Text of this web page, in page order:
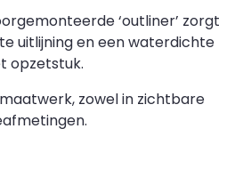
‘outliner’ zorgt
uitlijning en een waterdichte
opzetstuk.
zowel in zichtbare